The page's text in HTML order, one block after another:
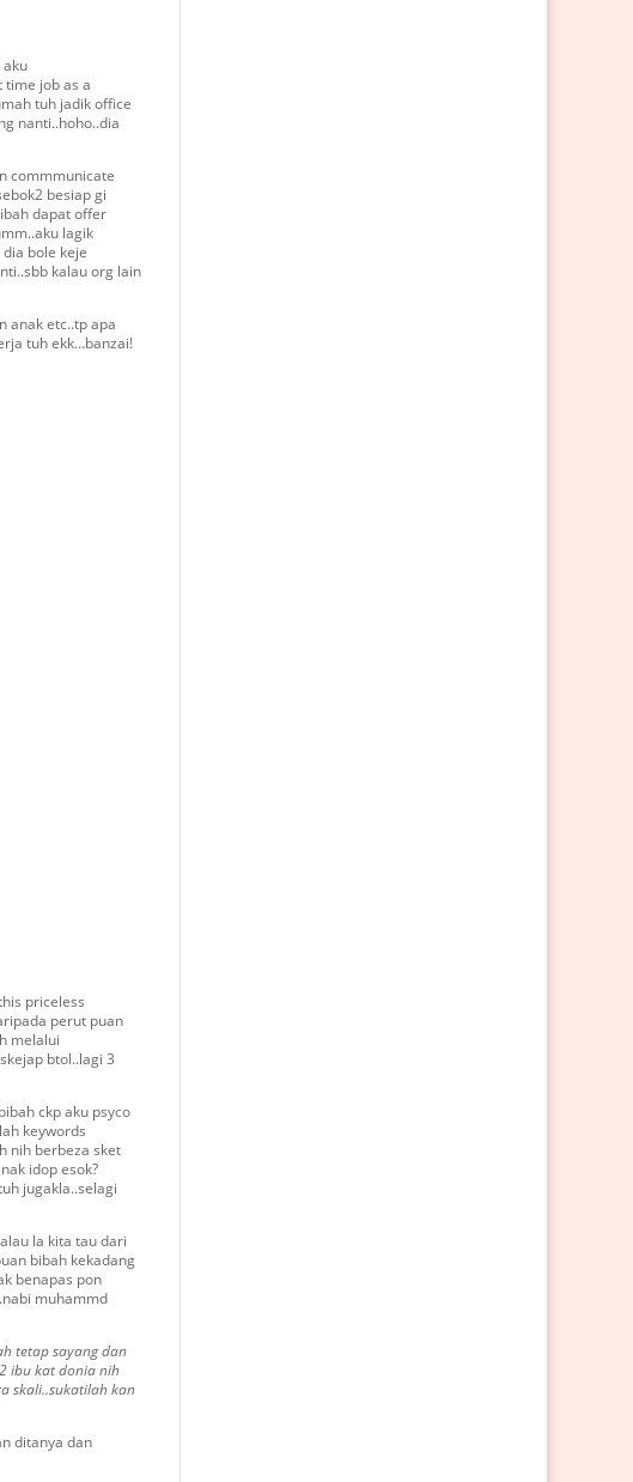
job as a
tuh jadik office
nanti..hoho..dia
commmunicate
besiap gi
dapat offer
lagik
bole keje
kalau org lain
anak etc..tp apa
tuh ekk…banzai!
priceless
perut puan
melalui
btol..lagi 3
ckp aku psyco
keywords
nih berbeza sket
idop esok?
jugakla..selagi
la kita tau dari
bibah kekadang
benapas pon
muhammd
tetap sayang dan
ibu kat donia nih
skali..sukatilah kan
ditanya dan